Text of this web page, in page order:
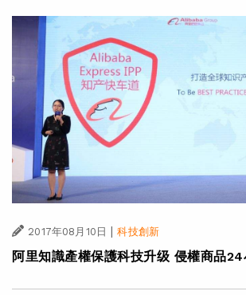
2017年08月10日 | 科技創新
阿里知識產權保護科技升级 侵權商品